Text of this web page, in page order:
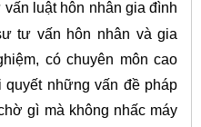
luật hôn nhân gia đình
tư vấn hôn nhân và gia
có chuyên môn cao
những vấn đề pháp
gì mà không nhấc máy